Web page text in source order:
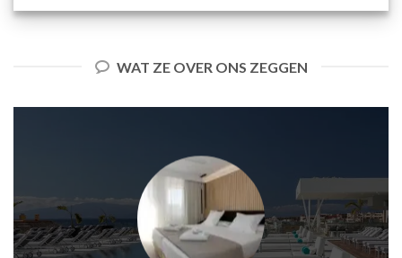
WAT ZE OVER ONS ZEGGEN